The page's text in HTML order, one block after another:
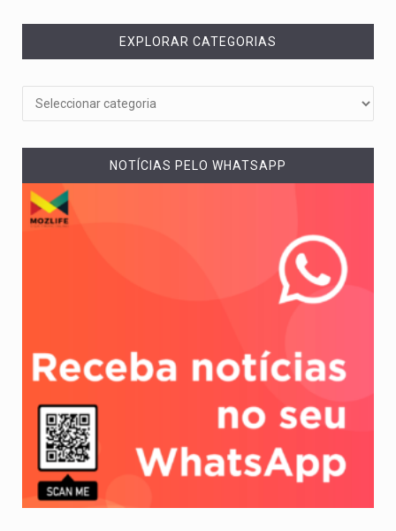
EXPLORAR CATEGORIAS
NOTÍCIAS PELO WHATSAPP